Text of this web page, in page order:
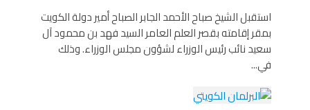
استقبل الشيخ صباح الأحمد الجابر الصباح أمير دولة الكويت
بمقر إقامته بقصر العلم العامر السيد فهد بن محمود آل
سعيد نائب رئيس الوزراء لشؤون مجلس الوزراء. وذلك
في...